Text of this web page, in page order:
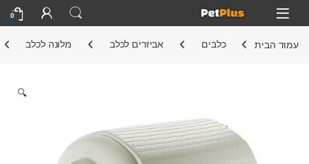
Skip to navigation
Skip to content
Open
0
עמוד הבית כלבים אביזרים לכלב מלונה לכלב
🔍